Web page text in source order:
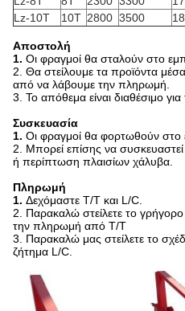
Lz-10T
10T 2800 3500
Αποστολή
1. Οι φραγμοί θα σταλούν στο
2. Θα στείλουμε τα προϊόντα
από να λάβουμε την πληρωμή.
3. Το απόθεμα είναι διαθέσιμο
Συσκευασία
1. Οι φραγμοί θα φορτωθούν στο
2. Μπορεί επίσης να
ή περίπτωση πλαισίων χάλυβα.
Πληρωμή
1. Δεχόμαστε T/T και L/C.
2. Παρακαλώ στείλετε το γρήγορο
την πληρωμή από T/T
3. Παρακαλώ μας στείλετε το
ζήτημα L/C.